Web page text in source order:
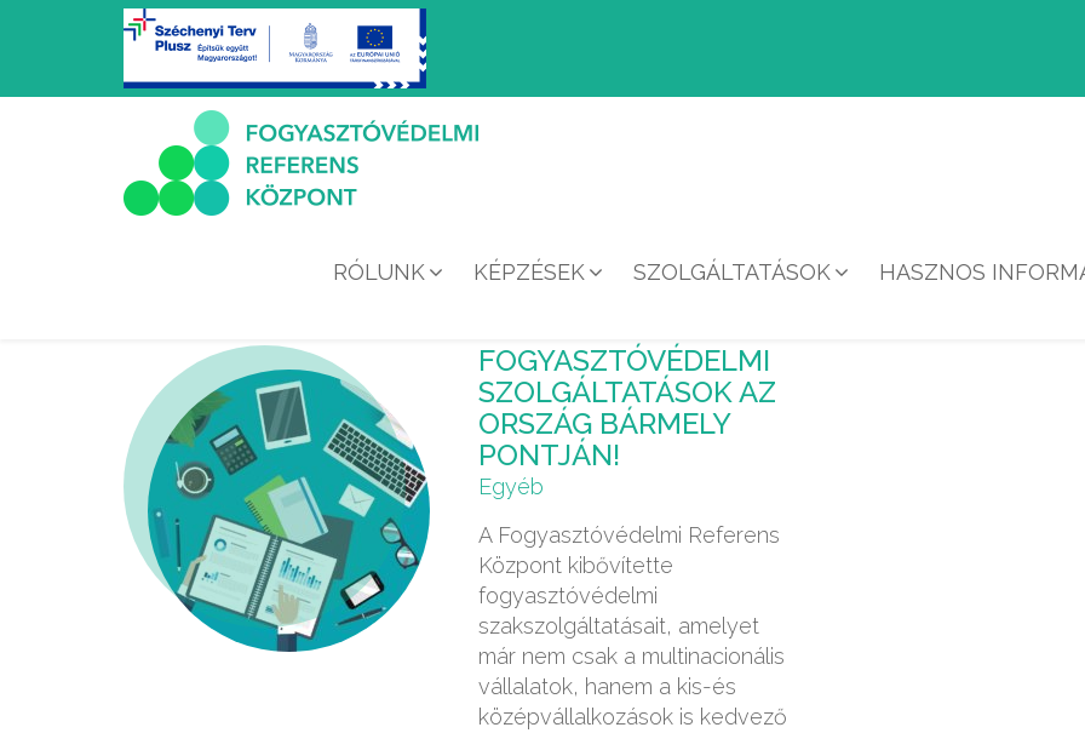
RÓLUNK KÉPZÉSEK SZOLGÁLTATÁSOK HASZNOS
FOGYASZTÓVÉDELMI
SZOLGÁLTATÁSOK AZ
ORSZÁG BÁRMELY
PONTJÁN!
Egyéb
A Fogyasztóvédelmi Referens
Központ kibővítette
fogyasztóvédelmi
szakszolgáltatásait, amelyet
már nem csak a multinacionális
vállalatok, hanem a kis-és
középvállalkozások is kedvező